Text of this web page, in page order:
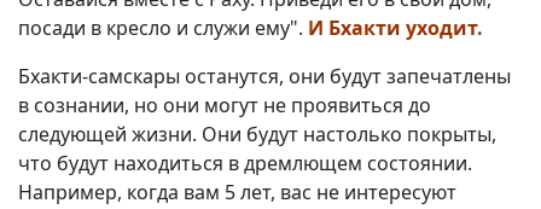
посади в кресло и служи ему". И Бхакти уходит.
Бхакти-самскары останутся, они будут запечатлены
в сознании, но они могут не проявиться до
следующей жизни. Они будут настолько покрыты,
что будут находиться в дремлющем состоянии.
Например, когда вам 5 лет, вас не интересуют